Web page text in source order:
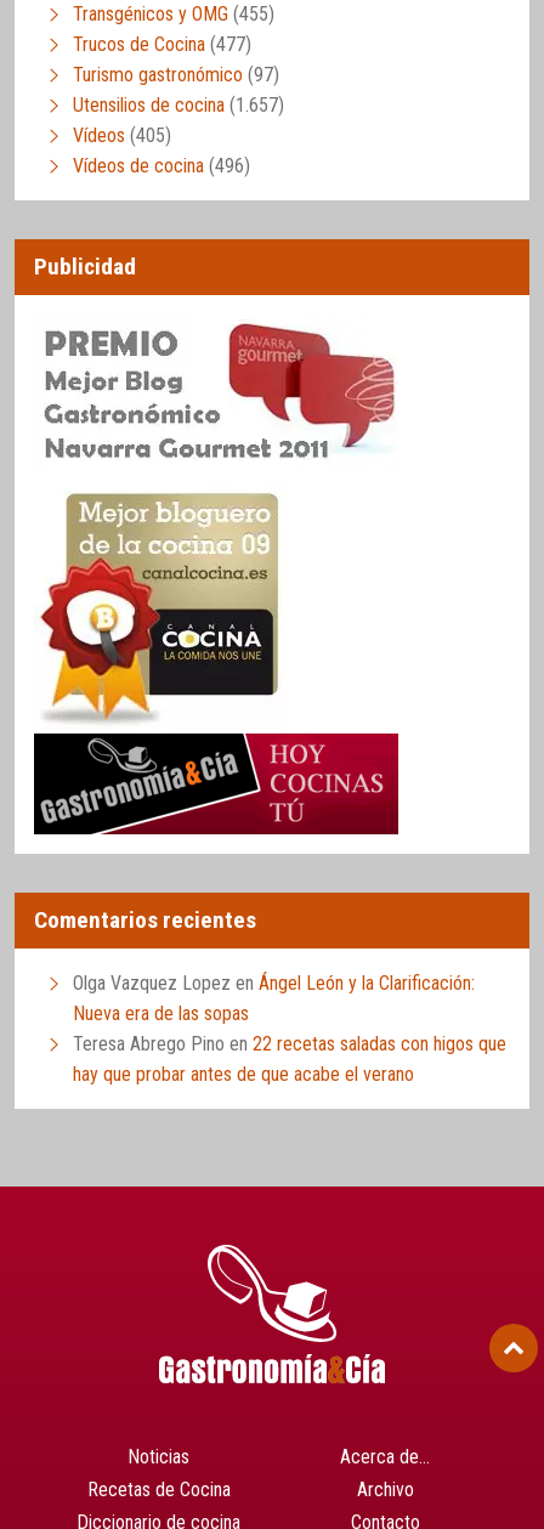
Transgénicos y OMG (455)
Trucos de Cocina (477)
Turismo gastronómico (97)
Utensilios de cocina (1.657)
Vídeos (405)
Vídeos de cocina (496)
Publicidad
Comentarios recientes
Olga Vazquez Lopez en Ángel León y la Clarificación:
Nueva era de las sopas
Teresa Abrego Pino en 22 recetas saladas con higos que
hay que probar antes de que acabe el verano
Noticias
Recetas de Cocina
Diccionario de cocina
Acerca de…
Archivo
Contacto